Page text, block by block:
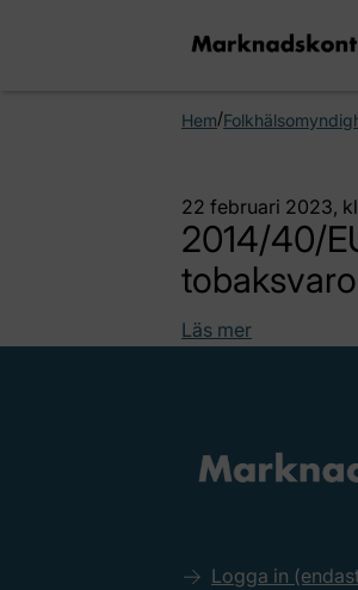
Hem/
22 februari 2023,
2014/40/
Läs mer
Logga in